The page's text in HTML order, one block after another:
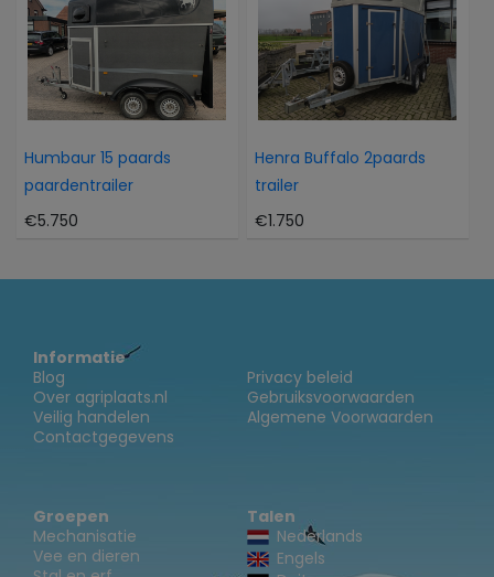
Humbaur 15 paards
paardentrailer
€5.750
Henra Buffalo 2paards
trailer
€1.750
Informatie
Blog
Over agriplaats.nl
Veilig handelen
Contactgegevens
Privacy beleid
Gebruiksvoorwaarden
Algemene Voorwaarden
Groepen
Mechanisatie
Vee en dieren
Talen
Nederlands
Engels